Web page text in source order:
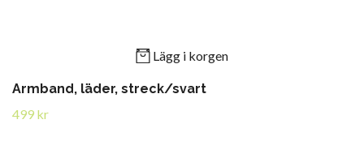
Lägg i korgen
Armband, läder, streck/svart
499 kr